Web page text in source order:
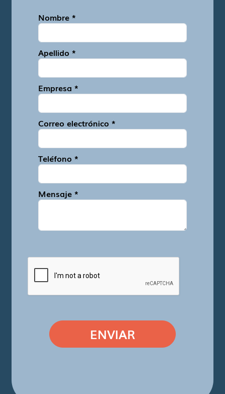
Nombre *
Apellido *
Empresa *
Correo electrónico *
Teléfono *
Mensaje *
ENVIAR